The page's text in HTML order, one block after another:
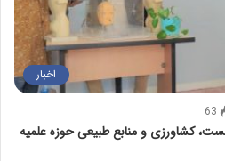
اخبار
63
کشاورزی و منابع طبیعی حوزه علمیه